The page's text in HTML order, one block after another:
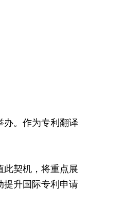
。作为专利翻译
契机，将重点展
提升国际专利申请